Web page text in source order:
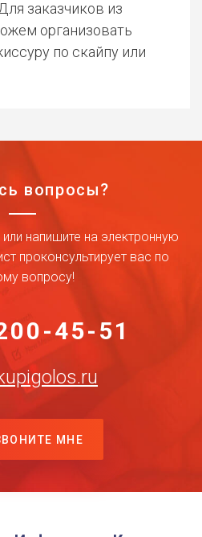
заказчиков из
организовать
по скайпу или
вопросы?
напишите на электронную
проконсультирует вас по
вопросу!
45-51
МНЕ